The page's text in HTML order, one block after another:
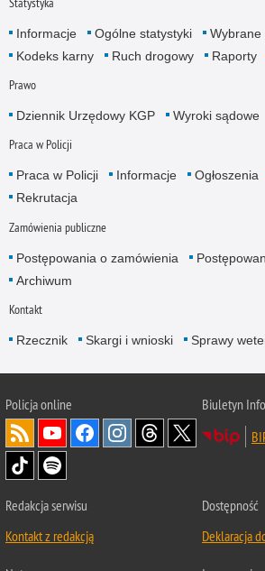
Informacje Ogólne statystyki
Wybrane
Kodeks karny
Ruch drogowy Raporty
Prawo
Dziennik Urzędowy KGP Wyroki sądowe
Praca w Policji
Praca w Policji Informacje Ogłoszenia
Rekrutacja
Zamówienia publiczne
Postępowania o zamówienia
Archiwum
Kontakt
Rzecznik Skargi i wnioski Sprawy
Policjaonline
Biuletyn
Redakcja serwisu
Kontakt z redakcją
Dostępność
Deklaracja